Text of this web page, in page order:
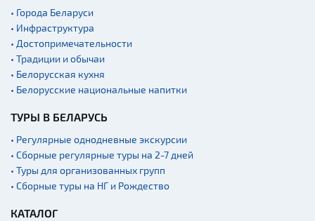
• Города Беларуси
• Инфраструктура
• Достопримечательности
• Традиции и обычаи
• Белорусская кухня
• Белорусские национальные напитки
ТУРЫ В БЕЛАРУСЬ
• Регулярные однодневные экскурсии
• Сборные регулярные туры на 2-7 дней
• Туры для организованных групп
• Сборные туры на НГ и Рождество
КАТАЛОГ